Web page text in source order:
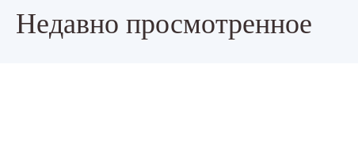
Недавно просмотренное